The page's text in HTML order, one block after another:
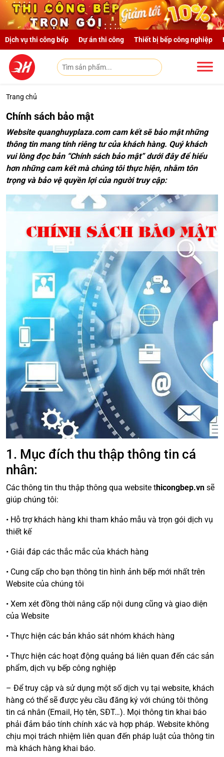
Skip to main content
Dịch vụ thi công bếp Dự án thi công Thiết bị bếp công nghiệp
Trang chủ
Chính sách bảo mật
Website quanghuyplaza.com cam kết sẽ bảo mật những
thông tin mang tính riêng tư của khách hàng. Quý khách
vui lòng đọc bản “Chính sách bảo mật” dưới đây để hiểu
hơn những cam kết mà chúng tôi thực hiện, nhằm tôn
trọng và bảo vệ quyền lợi của người truy cập:
1. Mục đích thu thập thông tin cá
nhân:
Các thông tin thu thập thông qua website thicongbep.vn sẽ
giúp chúng tôi:
• Hỗ trợ khách hàng khi tham khảo mẫu và trọn gói dịch vụ
thiết kế
• Giải đáp các thắc mắc của khách hàng
• Cung cấp cho bạn thông tin hình ảnh bếp mới nhất trên
Website của chúng tôi
• Xem xét đồng thời nâng cấp nội dung cũng và giao diện
của Website
• Thực hiện các bản khảo sát nhóm khách hàng
• Thực hiện các hoạt động quảng bá liên quan đến các sản
phẩm, dịch vụ bếp công nghiệp
– Để truy cập và sử dụng một số dịch vụ tại website, khách
hàng có thể sẽ được yêu cầu đăng ký với chúng tôi thông
tin cá nhân (Email, Họ tên, SĐT…). Mọi thông tin khai báo
phải đảm bảo tính chính xác và hợp pháp. Website không
chịu mọi trách nhiệm liên quan đến pháp luật của thông tin
mà khách hàng khai báo.